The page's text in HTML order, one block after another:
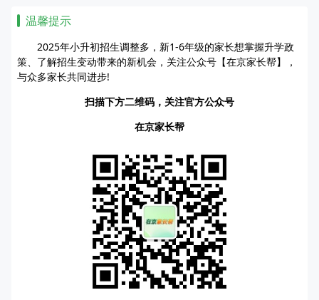
温馨提示
2025年小升初招生调整多，新1-6年级的家长想掌握升学政
策、了解招生变动带来的新机会，关注公众号【在京家长帮】，
与众多家长共同进步!
扫描下方二维码，关注官方公众号
在京家长帮